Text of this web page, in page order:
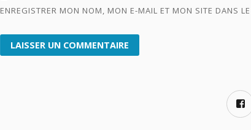
ENREGISTRER MON NOM, MON E-MAIL ET MON SITE DANS